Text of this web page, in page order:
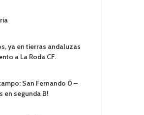
ya en tierras andaluzas
a La Roda CF.
San Fernando 0 –
en segunda B!